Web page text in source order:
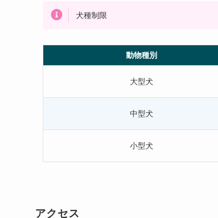
犬種制限
動物種別
大型犬
中型犬
小型犬
アクセス